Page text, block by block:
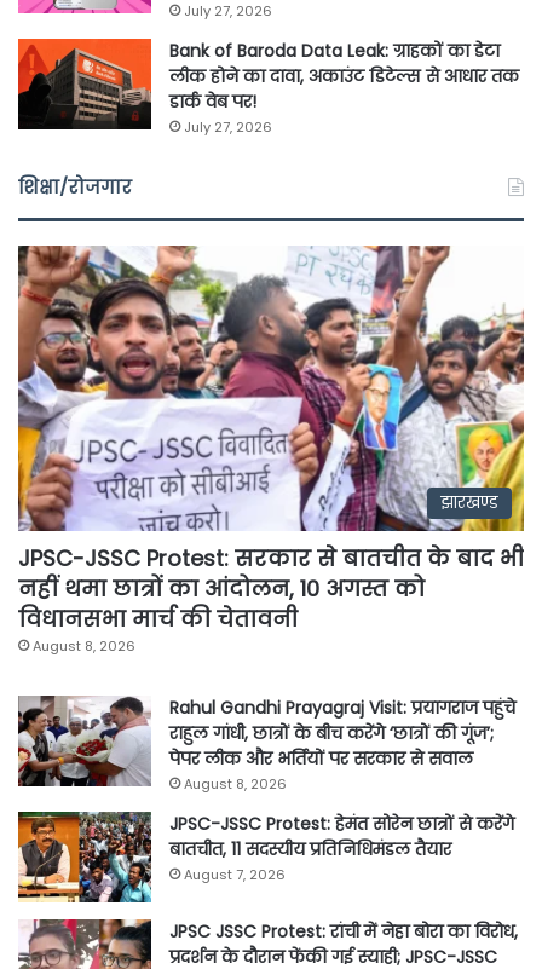
July 27, 2026
Bank of Baroda Data Leak: ग्राहकों का डेटा
लीक होने का दावा, अकाउंट डिटेल्स से आधार तक
डार्क वेब पर!
July 27, 2026
शिक्षा/रोजगार
झारखण्ड
JPSC-JSSC Protest: सरकार से बातचीत के बाद भी
नहीं थमा छात्रों का आंदोलन, 10 अगस्त को
विधानसभा मार्च की चेतावनी
August 8, 2026
Rahul Gandhi Prayagraj Visit: प्रयागराज पहुंचे
राहुल गांधी, छात्रों के बीच करेंगे ‘छात्रों की गूंज’;
पेपर लीक और भर्तियों पर सरकार से सवाल
August 8, 2026
JPSC-JSSC Protest: हेमंत सोरेन छात्रों से करेंगे
बातचीत, 11 सदस्यीय प्रतिनिधिमंडल तैयार
August 7, 2026
JPSC JSSC Protest: रांची में नेहा बोरा का विरोध,
प्रदर्शन के दौरान फेंकी गई स्याही; JPSC-JSSC